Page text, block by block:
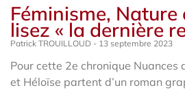
Féminisme, Nature
lisez « la dernière
Patrick TROUILLOUD 13 septembre 2023
Pour cette 2e chronique Nuances
et Héloïse partent d’un roman